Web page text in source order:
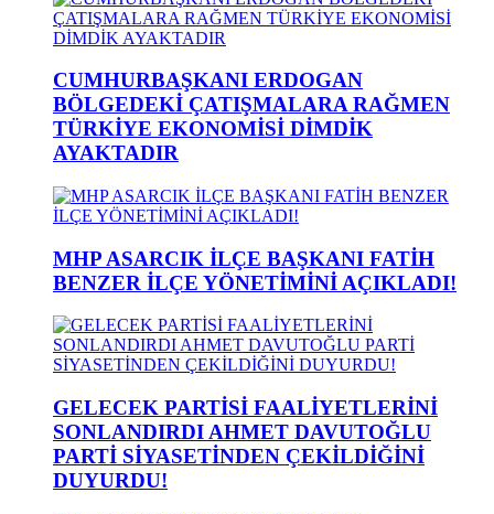
CUMHURBAŞKANI ERDOGAN
BÖLGEDEKİ ÇATIŞMALARA RAĞMEN
TÜRKİYE EKONOMİSİ DİMDİK
AYAKTADIR
MHP ASARCIK İLÇE BAŞKANI FATİH
BENZER İLÇE YÖNETİMİNİ AÇIKLADI!
GELECEK PARTİSİ FAALİYETLERİNİ
SONLANDIRDI AHMET DAVUTOĞLU
PARTİ SİYASETİNDEN ÇEKİLDİĞİNİ
DUYURDU!